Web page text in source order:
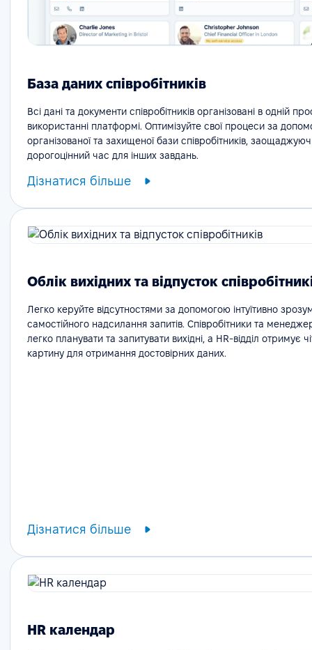
База даних співробітників
Всі дані та документи співробітників організовані в одній
використанні платформі. Оптимізуйте свої процеси за
організованої та захищеної бази співробітників,
дорогоцінний час для інших завдань.
Дізнатися більше
Облік вихідних та відпусток
Легко керуйте відсутностями за допомогою інтуїтивно
самостійного надсилання запитів. Співробітники та
легко планувати та запитувати вихідні, а HR-відділ отримує
картину для отримання достовірних даних.
Дізнатися більше
HR календар